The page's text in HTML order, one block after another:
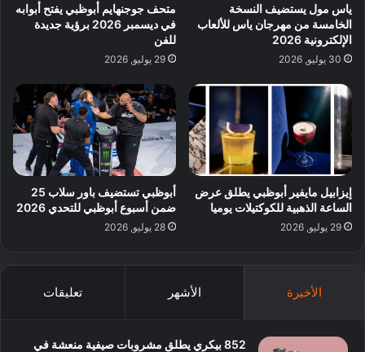
ياس مول يستضيف النسخة
الخامسة من مهرجان ياس للألعاب
الإلكترونية 2026
30 يوليو, 2026
متحف جوجنهايم أبوظبي يفتح أبوابه
في ديسمبر 2026 برؤية جديدة
للفن
29 يوليو, 2026
إيزابيل مايفير أبوظبي يطلق عرض
الساعة الذهبية للكوكتيلات يوميا
29 يوليو, 2026
أبوظبي تستضيف باور سلاب 25
ضمن أسبوع أبوظبي للتحدي 2026
28 يوليو, 2026
الأخيرة الأشهر تعليقات
852 بيكري يطلق مشروبات صيفية منعشة في